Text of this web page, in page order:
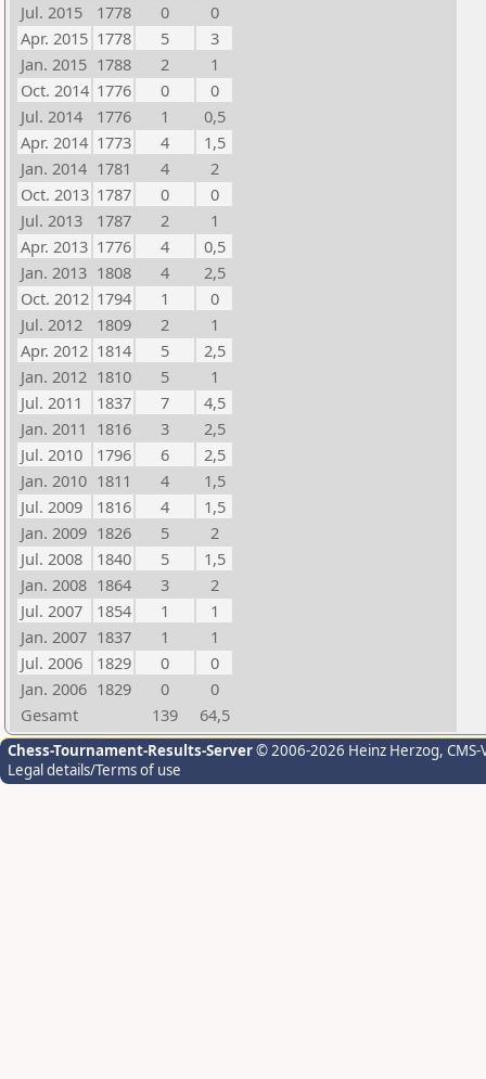
Jul. 2015
1778 0
0
Apr. 2015 1778 5
3
Jan. 2015 1788 2
1
Oct. 2014 1776 0
0
Jul. 2014
1776 1
0,5
Apr. 2014 1773 4
1,5
Jan. 2014 1781 4
2
Oct. 2013 1787 0
0
Jul. 2013
1787 2
1
Apr. 2013 1776 4
0,5
Jan. 2013 1808 4
2,5
Oct. 2012 1794 1
0
Jul. 2012
1809 2
1
Apr. 2012 1814 5
2,5
Jan. 2012 1810 5
1
Jul. 2011
1837 7
4,5
Jan. 2011 1816 3
2,5
Jul. 2010
1796 6
2,5
Jan. 2010 1811 4
1,5
Jul. 2009
1816 4
1,5
Jan. 2009 1826 5
2
Jul. 2008
1840 5
1,5
Jan. 2008 1864 3
2
Jul. 2007
1854 1
1
Jan. 2007 1837 1
1
Jul. 2006
1829 0
0
Jan. 2006 1829 0
0
Gesamt
139 64,5
Chess-Tournament-Results-Server© 2006-2026 Heinz Herzog,
Legal details/Terms of use